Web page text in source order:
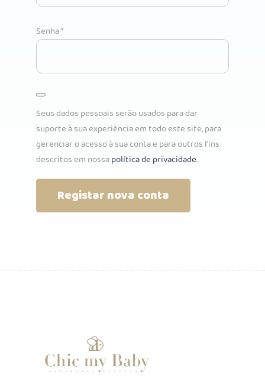
Senha*Obrigatório
Seus dados pessoais serão usados para dar
suporte à sua experiência em todo este site, para
gerenciar o acesso à sua conta e para outros fins
descritos em nossapolítica de privacidade.
Registar nova conta